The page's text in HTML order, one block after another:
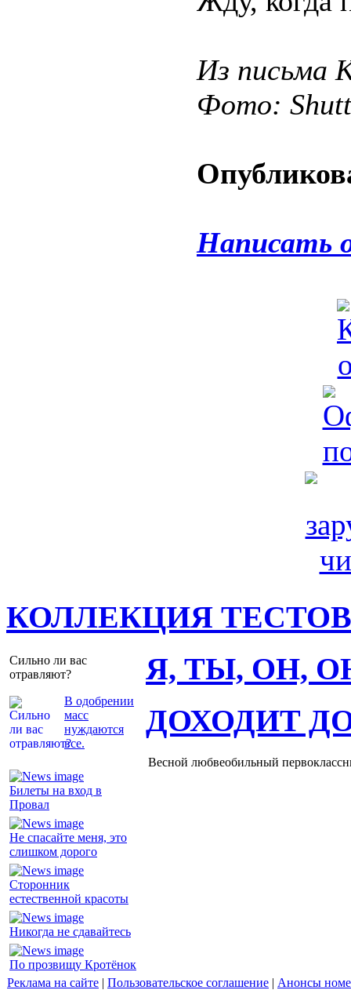
Из письма
Фото:
Написать
КОЛЛЕКЦИЯ ТЕСТОВ
Сильно ли вас
отравляют?
В одобрении
масс
нуждаются
все.
Я, ТЫ, ОН,
Билеты на вход в
Провал
Не спасайте меня, это
слишком дорого
Сторонник
естественной красоты
Никогда не сдавайтесь
По прозвищу Кротёнок
ДОХОДИТ
Весной любвеобильный
Реклама на сайте | Пользовательское соглашение | Анонсы